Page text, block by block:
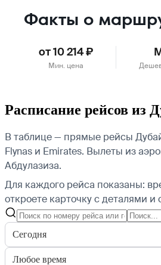
Факты о
от 10 214 ₽
Мин. цена
Расписание рейсов из
В таблице — прямые рейсы
Flynas и Emirates. Вылеты из
Абдулазиза.
Для каждого рейса показаны:
откроете карточку с деталями
Сегодня
Любое время